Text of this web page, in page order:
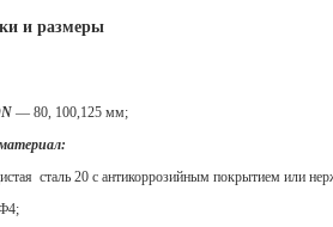
и размеры
— 80, 100,125 мм;
сталь 20 с антикоррозийным покрытием или
Ф4;